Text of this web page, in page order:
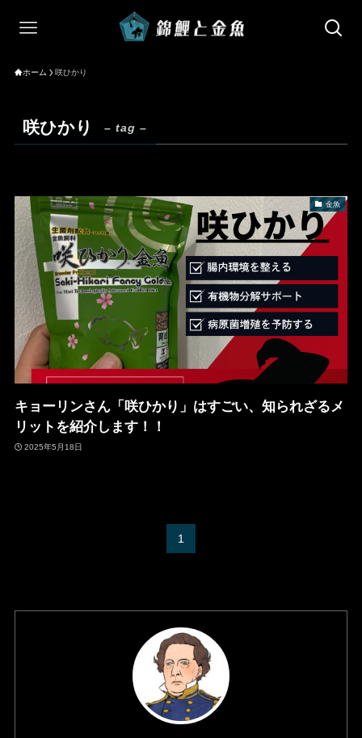
ホーム 咲ひかり
咲ひかり – tag –
金魚
キョーリンさん「咲ひかり」はすごい、知られざるメ
リットを紹介します！！
2025年5月18日
1